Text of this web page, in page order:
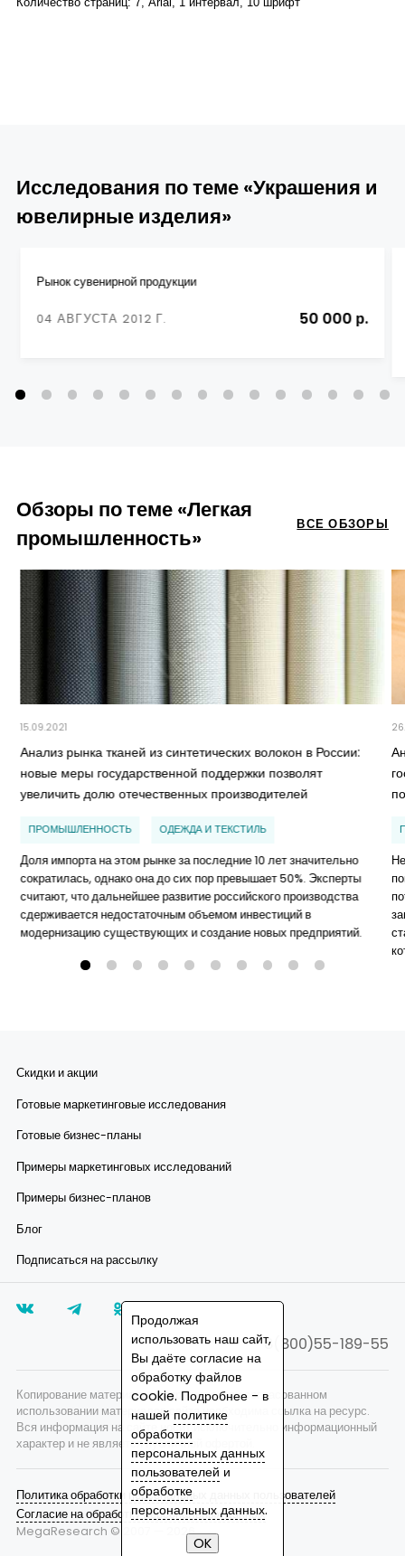
Исследования по теме «Украшения и
ювелирные изделия»
Рынок сувенирной продукции
04 АВГУСТА 2012 Г. 50 000 р.
Обзоры по теме «Легкая
промышленность»
ВСЕ ОБЗОРЫ
15.09.2021
Анализ рынка тканей из синтетических волокон в России:
новые меры государственной поддержки позволят
увеличить долю отечественных производителей
ПРОМЫШЛЕННОСТЬ ОДЕЖДА И ТЕКСТИЛЬ
Доля импорта на этом рынке за последние 10 лет значительно
сократилась, однако она до сих пор превышает 50%. Эксперты
считают, что дальнейшее развитие российского производства
сдерживается недостаточным объемом инвестиций в
модернизацию существующих и создание новых предприятий.
Скидки и акции
Готовые маркетинговые исследования
Готовые бизнес-планы
Примеры маркетинговых исследований
Примеры бизнес-планов
Блог
Подписаться на рассылку
8(800)55-189-55
Политика обработки персональных данных пользователей
Согласие на обработку персональных данных
MegaResearch © 2007 —
2026
Копирование материалов запрещено, при согласованном
использовании материалов сайта необходима ссылка на ресурс.
Вся информация на сайте носит исключительно информационный
характер и не является публичной офертой.
Продолжая
использовать наш сайт,
Вы даёте согласие на
обработку файлов
cookie. Подробнее - в
нашей политике
обработки
персональных данных
пользователей и
обработке
персональных данных.